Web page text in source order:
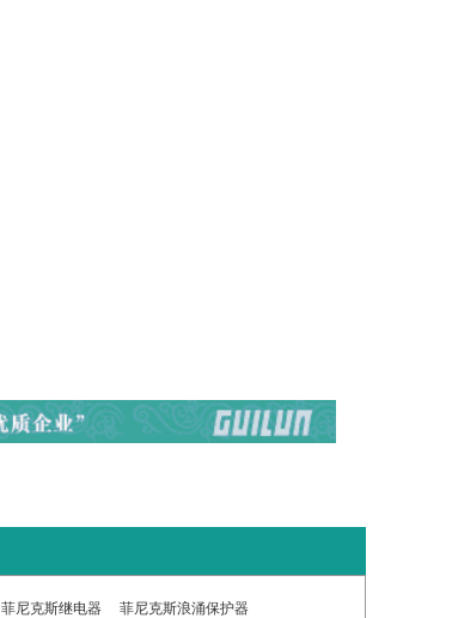
菲尼克斯继电器
菲尼克斯浪涌保护器